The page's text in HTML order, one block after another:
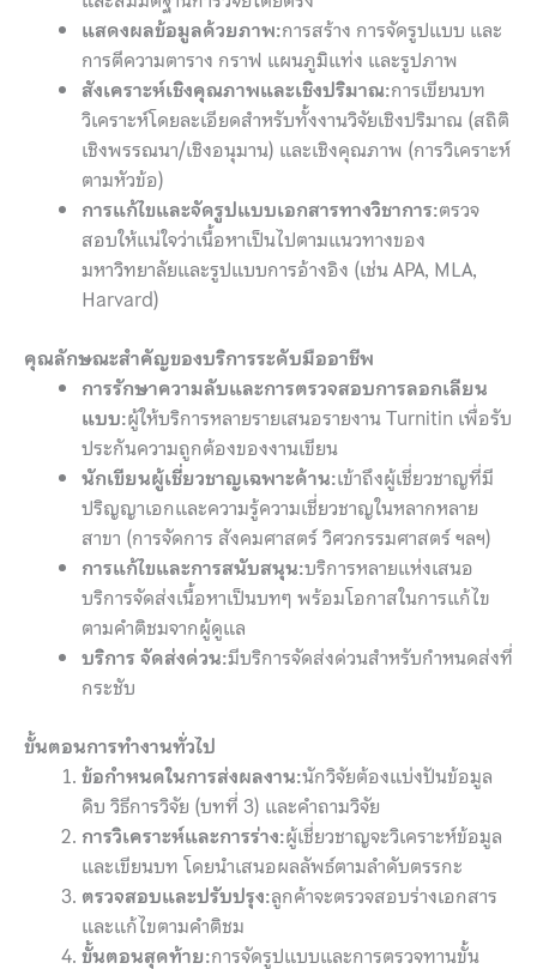
แสดงผลข้อมูลด้วยภาพ:การสร้าง การจัดรูปแบบ และ
การตีความตาราง กราฟ แผนภูมิแท่ง และรูปภาพ
สังเคราะห์เชิงคุณภาพและเชิงปริมาณ:การเขียนบท
วิเคราะห์โดยละเอียดสำหรับทั้งงานวิจัยเชิงปริมาณ (สถิติ
เชิงพรรณนา/เชิงอนุมาน) และเชิงคุณภาพ (การวิเคราะห์
ตามหัวข้อ)
การแก้ไขและจัดรูปแบบเอกสารทางวิชาการ:ตรวจ
สอบให้แน่ใจว่าเนื้อหาเป็นไปตามแนวทางของ
มหาวิทยาลัยและรูปแบบการอ้างอิง (เช่น APA, MLA,
Harvard)
คุณลักษณะสำคัญของบริการระดับมืออาชีพ
การรักษาความลับและการตรวจสอบการลอกเลียน
แบบ:ผู้ให้บริการหลายรายเสนอรายงาน Turnitin เพื่อรับ
ประกันความถูกต้องของงานเขียน
นักเขียนผู้เชี่ยวชาญเฉพาะด้าน:เข้าถึงผู้เชี่ยวชาญที่มี
ปริญญาเอกและความรู้ความเชี่ยวชาญในหลากหลาย
สาขา (การจัดการ สังคมศาสตร์ วิศวกรรมศาสตร์ ฯลฯ)
การแก้ไขและการสนับสนุน:บริการหลายแห่งเสนอ
บริการจัดส่งเนื้อหาเป็นบทๆ พร้อมโอกาสในการแก้ไข
ตามคำติชมจากผู้ดูแล
บริการ จัดส่งด่วน:มีบริการจัดส่งด่วนสำหรับกำหนดส่งที่
กระชับ
ขั้นตอนการทำงานทั่วไป
ข้อกำหนดในการส่งผลงาน:นักวิจัยต้องแบ่งปันข้อมูล
ดิบ วิธีการวิจัย (บทที่ 3) และคำถามวิจัย
การวิเคราะห์และการร่าง:ผู้เชี่ยวชาญจะวิเคราะห์ข้อมูล
และเขียนบท โดยนำเสนอผลลัพธ์ตามลำดับตรรกะ
ตรวจสอบและปรับปรุง:ลูกค้าจะตรวจสอบร่างเอกสาร
และแก้ไขตามคำติชม
ขั้นตอนสุดท้าย:การจัดรูปแบบและการตรวจทานขั้น